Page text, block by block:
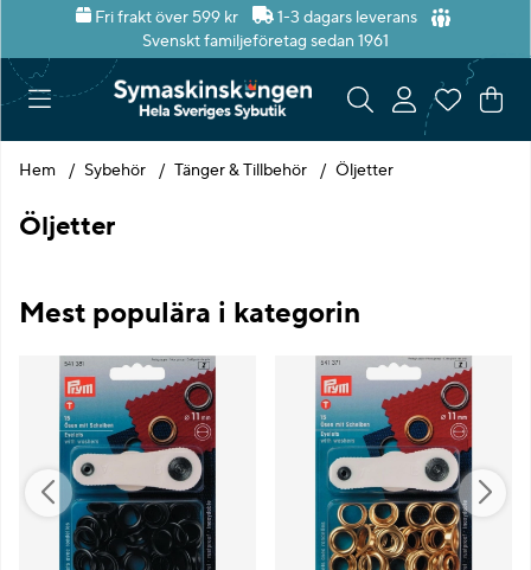
Fri frakt över 599 kr
1-3 dagars leverans
Svenskt familjeföretag sedan 1961
.
Hem Sybehör Tänger & Tillbehör Öljetter
Öljetter
Mest populära i kategorin